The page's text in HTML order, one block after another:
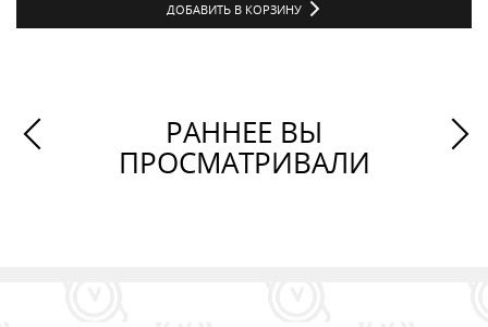
ДОБАВИТЬ В КОРЗИНУ
РАННЕЕ ВЫ
ПРОСМАТРИВАЛИ